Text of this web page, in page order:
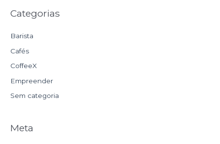
Categorias
Barista
Cafés
CoffeeX
Empreender
Sem categoria
Meta